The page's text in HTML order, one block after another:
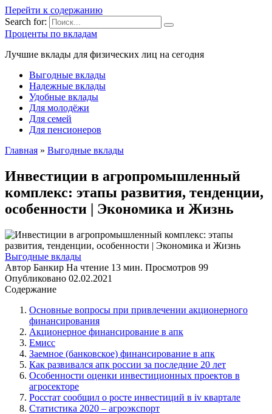
Перейти к содержанию
Search for:
Проценты по вкладам
Лучшие вклады для физических лиц на сегодня
Выгодные вклады
Надежные вклады
Удобные вклады
Для молодёжи
Для семей
Для пенсионеров
Главная » Выгодные вклады
Инвестиции в агропромышленный
комплекс: этапы развития, тенденции,
особенности | Экономика и Жизнь
Выгодные вклады
Автор Банкир На чтение 13 мин. Просмотров 99
Опубликовано 02.02.2021
Содержание
Основные вопросы при привлечении акционерного
финансирования
Акционерное финансирование в апк
Емисс
Заемное (банковское) финансирование в апк
Как развивался апк россии за последние 20 лет
Особенности оценки инвестиционных проектов в
агросекторе
Росстат сообщил о росте инвестиций в iv квартале
Статистика 2020 – агроэкспорт